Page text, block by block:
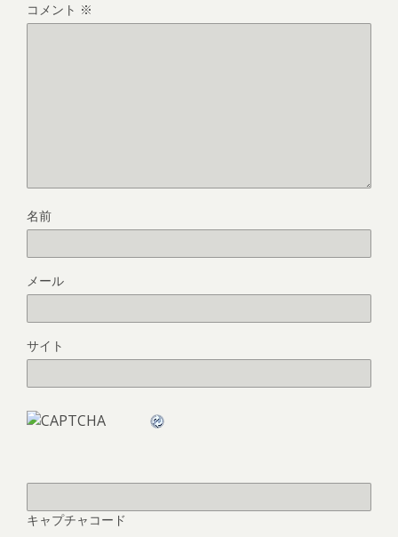
コメント ※
名前
メール
サイト
キャプチャコード